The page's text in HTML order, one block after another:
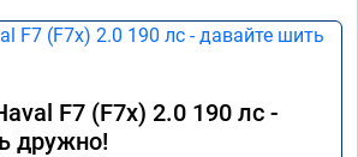
F7 (F7x) 2.0 190 лс -
дружно!